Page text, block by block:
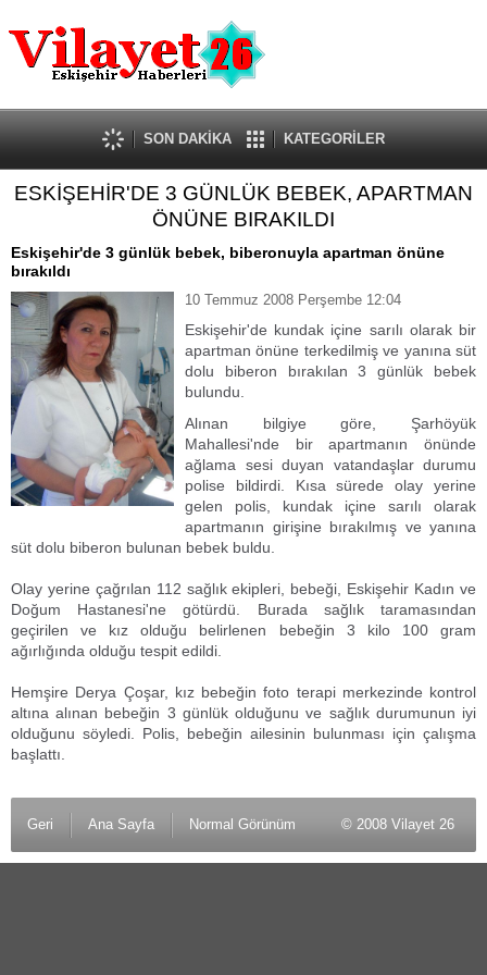
Güncel
Ekonomi
Politika
Eğitim
Spor
Kültür-Sanat
Röportaj
Tanıtım Yazısı
SON DAKİKA KATEGORİLER
ESKİŞEHİR'DE 3 GÜNLÜK BEBEK, APARTMAN
ÖNÜNE BIRAKILDI
Eskişehir'de 3 günlük bebek, biberonuyla apartman önüne
bırakıldı
10 Temmuz 2008 Perşembe 12:04
Eskişehir'de kundak içine sarılı olarak bir
apartman önüne terkedilmiş ve yanına süt
dolu biberon bırakılan 3 günlük bebek
bulundu.
Alınan bilgiye göre, Şarhöyük
Mahallesi'nde bir apartmanın önünde
ağlama sesi duyan vatandaşlar durumu
polise bildirdi. Kısa sürede olay yerine
gelen polis, kundak içine sarılı olarak
apartmanın girişine bırakılmış ve yanına
süt dolu biberon bulunan bebek buldu.
Olay yerine çağrılan 112 sağlık ekipleri, bebeği, Eskişehir Kadın ve
Doğum Hastanesi'ne götürdü. Burada sağlık taramasından
geçirilen ve kız olduğu belirlenen bebeğin 3 kilo 100 gram
ağırlığında olduğu tespit edildi.
Hemşire Derya Çoşar, kız bebeğin foto terapi merkezinde kontrol
altına alınan bebeğin 3 günlük olduğunu ve sağlık durumunun iyi
olduğunu söyledi. Polis, bebeğin ailesinin bulunması için çalışma
başlattı.
Geri Ana Sayfa Normal Görünüm © 2008 Vilayet 26